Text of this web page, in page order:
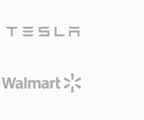
dengan
secara native.
encoding variable
video. File
bandwidth yang
rate serendah 30-